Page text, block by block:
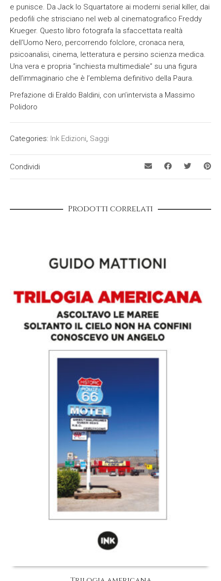
e punisce. Da Jack lo Squartatore ai moderni serial killer, dai
pedofili che strisciano nel web al cinematografico Freddy
Krueger. Questo libro fotografa la sfaccettata realtà
dell’Uomo Nero, percorrendo folclore, cronaca nera,
psicoanalisi, cinema, letteratura e persino scienza medica.
Una vera e propria “inchiesta multimediale” su una figura
dell’immaginario che è l’emblema definitivo della Paura.
Prefazione di Eraldo Baldini, con un’intervista a Massimo
Polidoro
Categories: Ink Edizioni, Saggi
Condividi
Prodotti correlati